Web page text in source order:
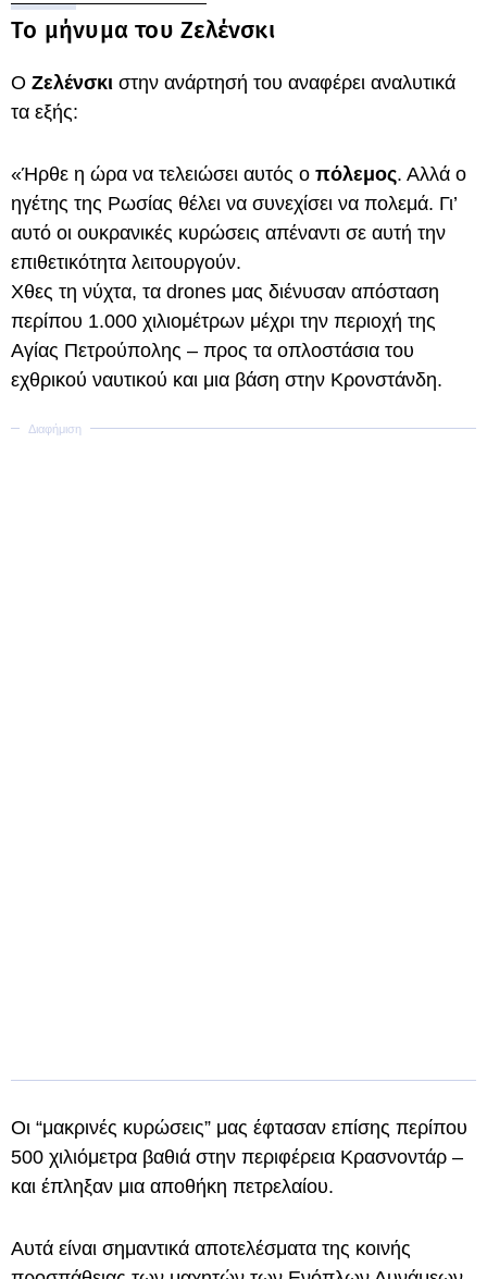
Το μήνυμα του Ζελένσκι
Ο Ζελένσκι στην ανάρτησή του αναφέρει αναλυτικά
τα εξής:
«Ήρθε η ώρα να τελειώσει αυτός ο πόλεμος. Αλλά ο
ηγέτης της Ρωσίας θέλει να συνεχίσει να πολεμά. Γι’
αυτό οι ουκρανικές κυρώσεις απέναντι σε αυτή την
επιθετικότητα λειτουργούν.
Χθες τη νύχτα, τα drones μας διένυσαν απόσταση
περίπου 1.000 χιλιομέτρων μέχρι την περιοχή της
Αγίας Πετρούπολης – προς τα οπλοστάσια του
εχθρικού ναυτικού και μια βάση στην Κρονστάνδη.
Οι “μακρινές κυρώσεις” μας έφτασαν επίσης περίπου
500 χιλιόμετρα βαθιά στην περιφέρεια Κρασνοντάρ –
και έπληξαν μια αποθήκη πετρελαίου.
Αυτά είναι σημαντικά αποτελέσματα της κοινής